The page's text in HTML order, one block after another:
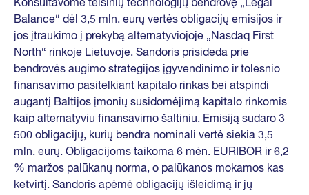
Konsultavome teisinių technologijų bendrovę „Legal
Balance“ dėl 3,5 mln. eurų vertės obligacijų emisijos ir
jos įtraukimo į prekybą alternatyviojoje „Nasdaq First
North“ rinkoje Lietuvoje. Sandoris prisideda prie
bendrovės augimo strategijos įgyvendinimo ir tolesnio
finansavimo pasitelkiant kapitalo rinkas bei atspindi
augantį Baltijos įmonių susidomėjimą kapitalo rinkomis
kaip alternatyviu finansavimo šaltiniu. Emisiją sudaro 3
500 obligacijų, kurių bendra nominali vertė siekia 3,5
mln. eurų. Obligacijoms taikoma 6 mėn. EURIBOR ir 6,2
% maržos palūkanų norma, o palūkanos mokamos kas
ketvirtį. Sandoris apėmė obligacijų išleidimą ir jų